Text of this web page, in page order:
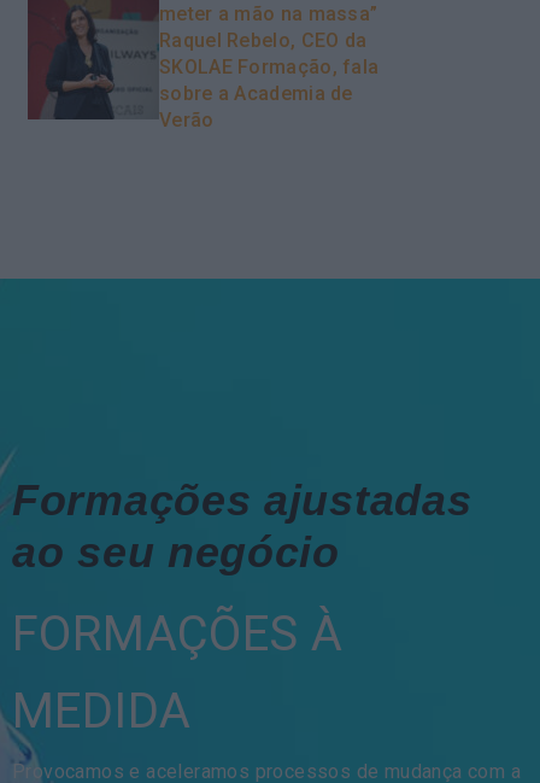
meter a mão na massa”
Raquel Rebelo, CEO da
SKOLAE Formação, fala
sobre a Academia de
Verão
Formações ajustadas
ao seu negócio
FORMAÇÕES À
MEDIDA
Provocamos e aceleramos processos de mudança com a